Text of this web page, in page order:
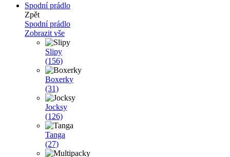
Spodní prádlo
Zpět
Spodní prádlo
Zobrazit vše
Slipy
(156)
Boxerky
(31)
Jocksy
(126)
Tanga
(27)